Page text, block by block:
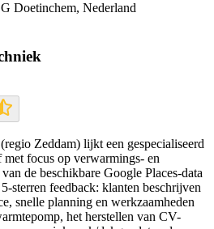
Doetinchem, Nederland
Zeddam) lijkt een gespecialiseerd
focus op verwarmings- en
de beschikbare Google Places-data
sterren feedback: klanten beschrijven
snelle planning en werkzaamheden
het herstellen van CV-